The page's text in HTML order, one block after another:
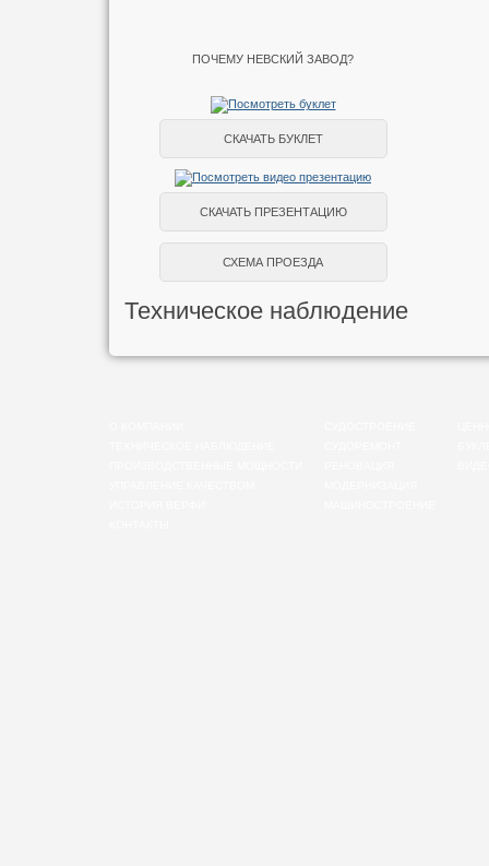
ПОЧЕМУ НЕВСКИЙ ЗАВОД?
СКАЧАТЬ БУКЛЕТ
СКАЧАТЬ ПРЕЗЕНТАЦИЮ
СХЕМА ПРОЕЗДА
Техническое наблюдение